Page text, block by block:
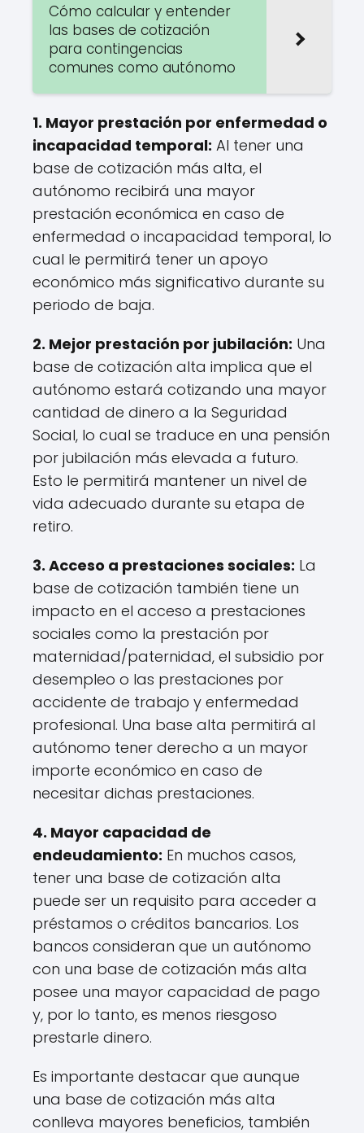
Cómo calcular y entender
las bases de cotización
para contingencias
comunes como autónomo
1. Mayor prestación por enfermedad o
incapacidad temporal: Al tener una
base de cotización más alta, el
autónomo recibirá una mayor
prestación económica en caso de
enfermedad o incapacidad temporal, lo
cual le permitirá tener un apoyo
económico más significativo durante su
periodo de baja.
2. Mejor prestación por jubilación: Una
base de cotización alta implica que el
autónomo estará cotizando una mayor
cantidad de dinero a la Seguridad
Social, lo cual se traduce en una pensión
por jubilación más elevada a futuro.
Esto le permitirá mantener un nivel de
vida adecuado durante su etapa de
retiro.
3. Acceso a prestaciones sociales: La
base de cotización también tiene un
impacto en el acceso a prestaciones
sociales como la prestación por
maternidad/paternidad, el subsidio por
desempleo o las prestaciones por
accidente de trabajo y enfermedad
profesional. Una base alta permitirá al
autónomo tener derecho a un mayor
importe económico en caso de
necesitar dichas prestaciones.
4. Mayor capacidad de
endeudamiento: En muchos casos,
tener una base de cotización alta
puede ser un requisito para acceder a
préstamos o créditos bancarios. Los
bancos consideran que un autónomo
con una base de cotización más alta
posee una mayor capacidad de pago
y, por lo tanto, es menos riesgoso
prestarle dinero.
Es importante destacar que aunque
una base de cotización más alta
conlleva mayores beneficios, también